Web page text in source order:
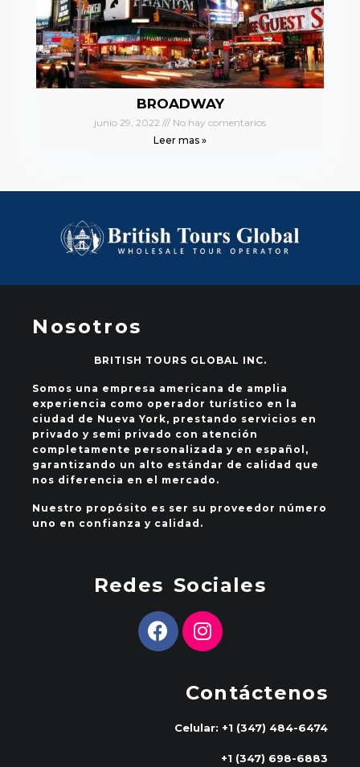
BROADWAY
junio 29, 2022
No hay comentarios
Leer mas »
Nosotros
BRITISH TOURS GLOBAL INC.
Somos una empresa americana de amplia
experiencia como operador turístico en la
ciudad de Nueva York, prestando servicios en
privado y semi privado con atención
completamente personalizada y en español,
garantizando un alto estándar de calidad que
nos diferencia en el mercado.
Nuestro propósito es ser su proveedor número
uno en confianza y calidad.
Redes Sociales
Contáctenos
Celular: +1 (347) 484-6474
+1 (347) 698-6883